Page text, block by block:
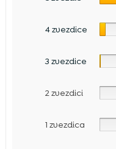
4 zvezdice
3 zvezdice
2 zvezdici
1 zvezdica